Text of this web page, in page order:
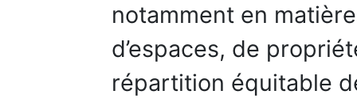
notamment en
d’espaces, de
répartition équitable